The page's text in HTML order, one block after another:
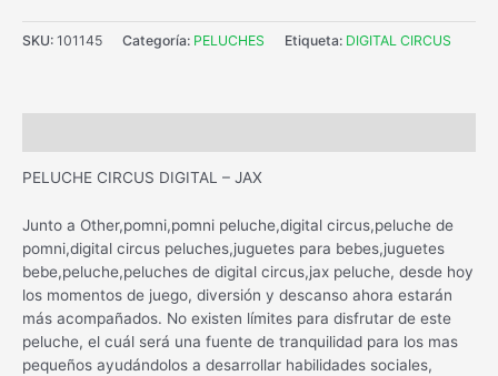
SKU: 101145 Categoría: PELUCHES Etiqueta: DIGITAL CIRCUS
PELUCHE CIRCUS DIGITAL – JAX
Junto a Other,pomni,pomni peluche,digital circus,peluche de
pomni,digital circus peluches,juguetes para bebes,juguetes
bebe,peluche,peluches de digital circus,jax peluche, desde hoy
los momentos de juego, diversión y descanso ahora estarán
más acompañados. No existen límites para disfrutar de este
peluche, el cuál será una fuente de tranquilidad para los mas
pequeños ayudándolos a desarrollar habilidades sociales,